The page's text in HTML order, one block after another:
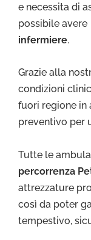
e necessita di
possibile
infermiere.
Grazie alla
condizioni
fuori regione in
preventivo per
Tutte le
percorrenza
attrezzature
così da poter
tempestivo,